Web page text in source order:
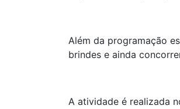
Além da programação
brindes e ainda
A atividade é realizada